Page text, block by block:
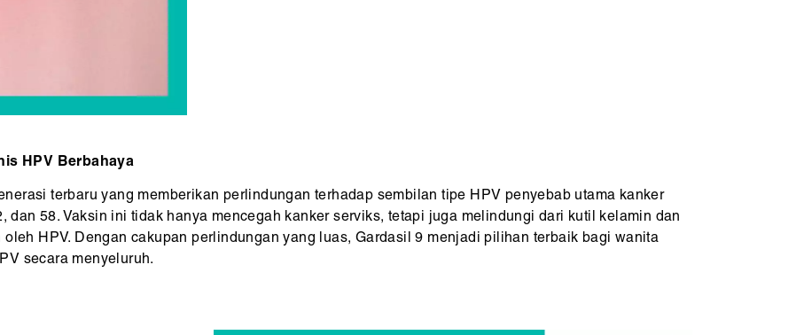
HPV Berbahaya
terbaru yang memberikan perlindungan terhadap sembilan tipe HPV penyebab utama kanker
dan 58. Vaksin ini tidak hanya mencegah kanker serviks, tetapi juga melindungi dari kutil kelamin dan
HPV. Dengan cakupan perlindungan yang luas, Gardasil 9 menjadi pilihan terbaik bagi wanita
secara menyeluruh.